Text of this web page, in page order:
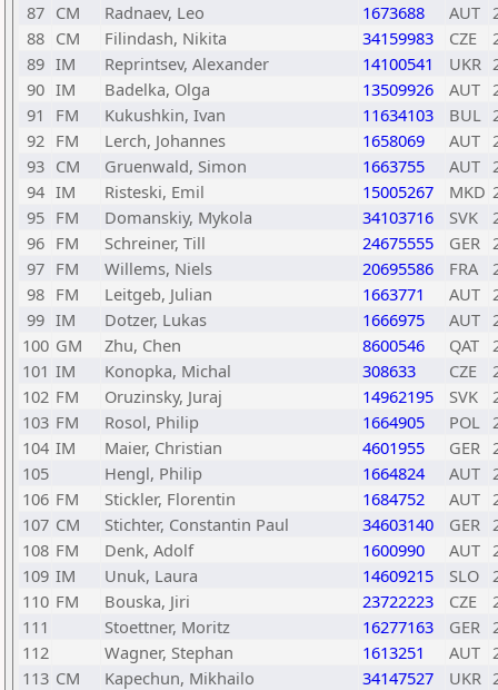
87 CM Radnaev, Leo 1673688 AUT
88 CM Filindash, Nikita 34159983 CZE
89 IM Reprintsev, Alexander 14100541 UKR
90 IM Badelka, Olga 13509926 AUT
91
FM Kukushkin, Ivan 11634103 BUL
92 FM Lerch, Johannes 1658069 AUT
93 CM Gruenwald, Simon 1663755 AUT
94 IM Risteski, Emil 15005267 MKD
95 FM Domanskiy, Mykola 34103716 SVK
96 FM Schreiner, Till 24675555 GER
97 FM Willems, Niels 20695586 FRA
98 FM Leitgeb, Julian 1663771 AUT
99 IM Dotzer, Lukas 1666975 AUT
100 GM Zhu, Chen 8600546 QAT
101 IM Konopka, Michal 308633 CZE
102 FM Oruzinsky, Juraj 14962195 SVK
103 FM Rosol, Philip 1664905 POL
104 IM Maier, Christian 4601955 GER
105
Hengl, Philip 1664824 AUT
106 FM Stickler, Florentin 1684752 AUT
107 CM Stichter, Constantin Paul 34603140 GER
108 FM Denk, Adolf 1600990 AUT
109 IM Unuk, Laura 14609215 SLO
110 FM Bouska, Jiri 23722223 CZE
111
Stoettner, Moritz 16277163 GER
112
Wagner, Stephan 1613251 AUT
113 CM Kapechun, Mikhailo 34147527 UKR